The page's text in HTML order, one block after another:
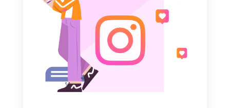
Instagram Direct consentirà alla
tua azienda diaprire linee di
comunicazione con il tuo
pubblico di riferimento
che questo possa contattarti in